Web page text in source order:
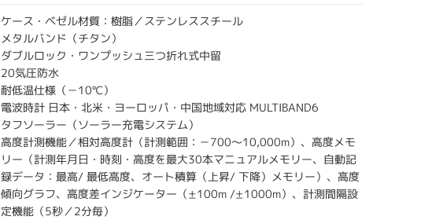
ケース・ベゼル材質：樹脂／ステンレススチール
メタルバンド（チタン）
ダブルロック・ワンプッシュ三つ折れ式中留
20気圧防水
耐低温仕様（－10℃）
電波時計 日本・北米・ヨーロッパ・中国地域対応 MULTIBAND6
タフソーラー（ソーラー充電システム）
高度計測機能／相対高度計（計測範囲：－700～10,000m）、高度メモ
リー（計測年月日・時刻・高度を最大30本マニュアルメモリー、自動記
録データ：最高/ 最低高度、オート積算（上昇/ 下降）メモリー）、高度
傾向グラフ、高度差インジケーター（±100m /±1000m）、計測間隔設
定機能（5秒／2分毎）